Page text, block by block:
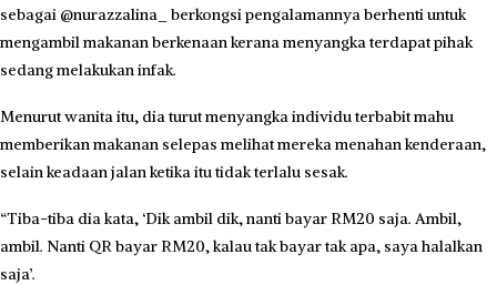
sebagai @nurazzalina_ berkongsi pengalamannya berhenti untuk
mengambil makanan berkenaan kerana menyangka terdapat pihak
sedang melakukan infak.
Menurut wanita itu, dia turut menyangka individu terbabit mahu
memberikan makanan selepas melihat mereka menahan kenderaan,
selain keadaan jalan ketika itu tidak terlalu sesak.
“Tiba-tiba dia kata, ‘Dik ambil dik, nanti bayar RM20 saja. Ambil,
ambil. Nanti QR bayar RM20, kalau tak bayar tak apa, saya halalkan
saja’.